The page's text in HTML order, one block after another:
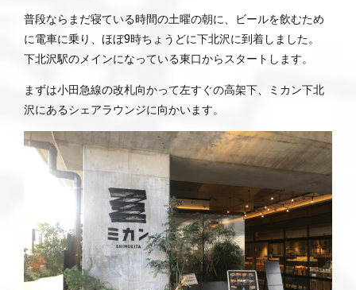
普段ならまだ寝ている時間の土曜の朝に、ビールを飲むため
に電車に乗り、ほぼ9時ちょうどに下北沢に到着しました。
下北沢駅のメインになっている東口からスタートします。
まずは小田急線の改札向かって左すぐの高架下、ミカン下北
沢にあるシェアラウンジに向かいます。